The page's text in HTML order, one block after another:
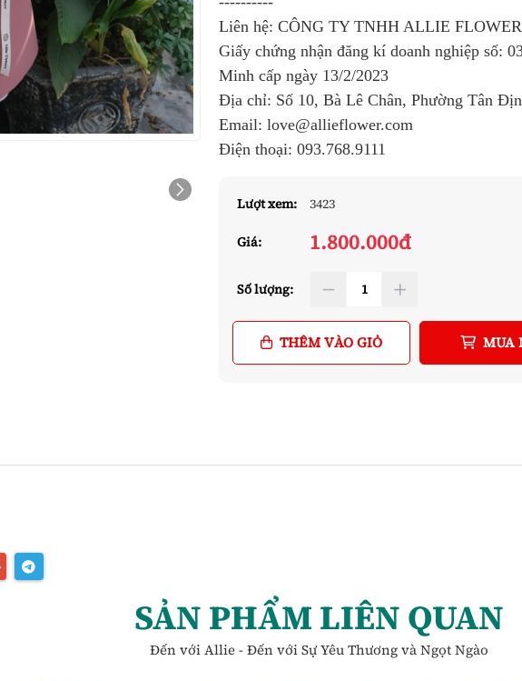
Liên hệ: CÔNG TY TNHH ALLIE
Giấy chứng nhận đăng kí doanh nghiệp số:
Minh cấp ngày 13/2/2023
Địa chỉ: Số 10, Bà Lê Chân, Phường Tân
Email: love@allieflower.com
Điện thoại: 093.768.9111
Lượt xem: 3423
Giá: 1.800.000đ
Số lượng:
THÊM VÀO GIỎ MUA
SẢN PHẨM LIÊN QUAN
Đến với Allie - Đến với Sự Yêu Thương và Ngọt Ngào